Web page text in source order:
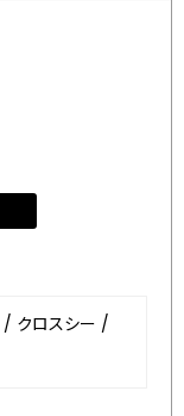
/ クロスシー /